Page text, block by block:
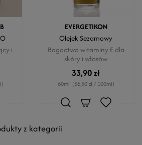
i
EVERGETIKON
Olejek Sezamowy
Bogactwo witaminy E dla
skóry i włosów
33,90 zł
60ml (56,50 zł / 100ml)
z kategorii